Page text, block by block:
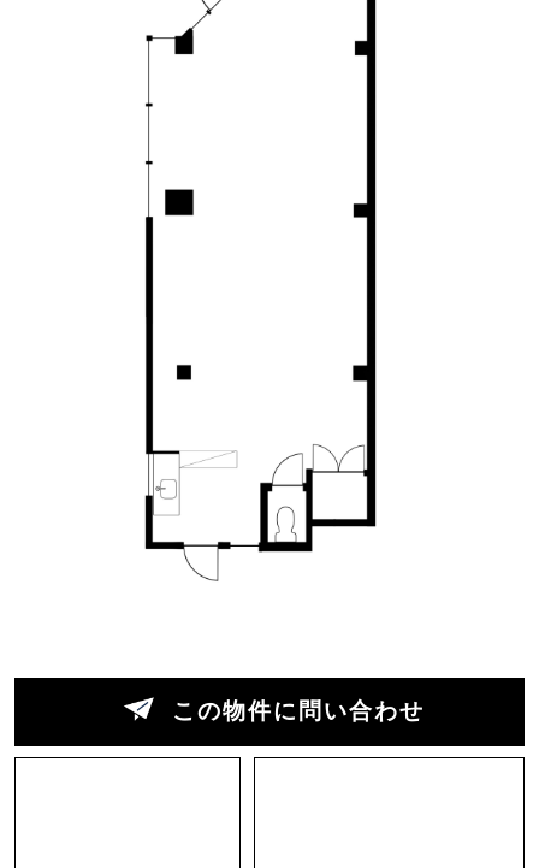
物件。今となってはなかなかお目にかかれない、
こってこての昭和仕様。くるくる回るサインポー
たとえばこの雰囲気を活かして、レトロなカフェ
を始めてみる。あるいは外観とのギャップを狙っ
て、中は思いきりクールな空間に振り切ってみ
なる可能性だって秘めています
とはいえ現実的な話、この街を歩くのはほとんど
が地元の方ですし、最寄り駅は都電荒川線の小台
白そうじゃん！」と丸ごと受け止めてくれる人が
現れたら。きっとこの場所は一段と面白くなる気
がしています。
この物件に問い合わせ